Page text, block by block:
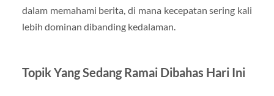
dalam memahami berita, di mana kecepatan sering kali
lebih dominan dibanding kedalaman.
Topik Yang Sedang Ramai Dibahas Hari Ini